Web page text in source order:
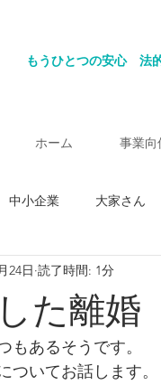
もうひとつの安心 法
ホーム 事業向
中小企業 大家さん
ト被害 パワハラ被害
た離婚
24日 読了時間: 1分
もあるそうです。
ついてお話します。